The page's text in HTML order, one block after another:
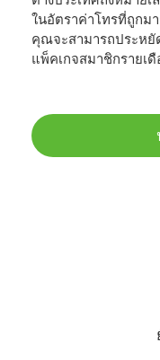
ในอัตราค่าโทรที่ถูกม
คุณจะสามารถประห
แพ็คเกจสมาชิกรายเ